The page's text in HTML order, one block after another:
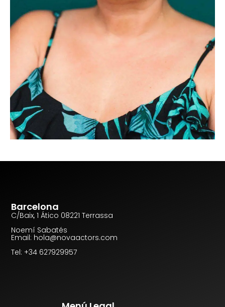
Barcelona
C/Baix, 1 Ático 08221 Terrassa
Noemí Sabatés
Email: hola@novaactors.com
Tel: +34 627929957